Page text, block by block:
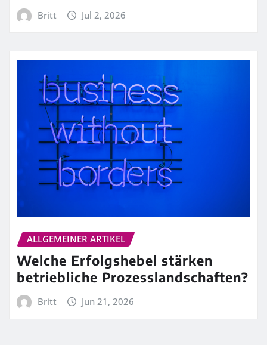
Britt Jul 2, 2026
ALLGEMEINER ARTIKEL
Welche Erfolgshebel stärken
betriebliche Prozesslandschaften?
Britt Jun 21, 2026